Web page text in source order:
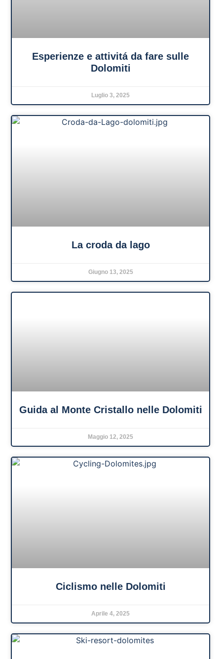
Esperienze e attivitá da fare sulle
Dolomiti
Luglio 3, 2025
La croda da lago
Giugno 13, 2025
Guida al Monte Cristallo nelle Dolomiti
Maggio 12, 2025
Ciclismo nelle Dolomiti
Aprile 4, 2025